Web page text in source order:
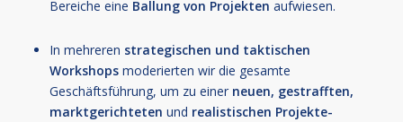
Bereiche eine Ballung von Projekten aufwiesen.
In mehreren strategischen und taktischen
Workshopsmoderierten wir die gesamte
Geschäftsführung, um zu einer neuen, gestrafften,
marktgerichteten und realistischen Projekte-